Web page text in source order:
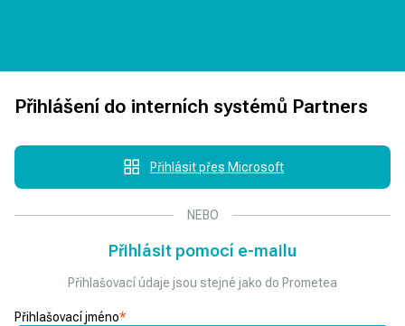
Přihlášení do interních systémů Partners
Přihlásit přes Microsoft
NEBO
Přihlásit pomocí e-mailu
Přihlašovací údaje jsou stejné jako do Prometea
Přihlašovací jméno*